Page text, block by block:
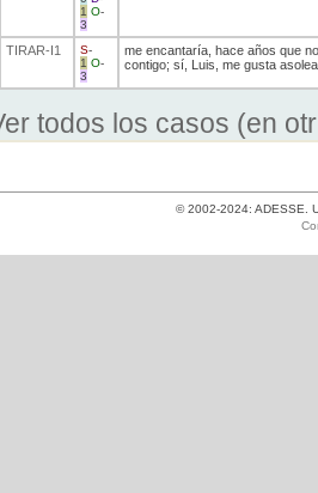
1 O-
3
TIRAR-I1 S-
1 O-
3
me encantaría, hace años que
contigo; sí, Luis, me gusta
todos los casos (en
© 2002-2024: ADESSE.